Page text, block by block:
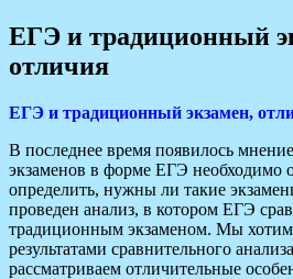
ЕГЭ и традиционный
отличия
ЕГЭ и традиционный экзамен,
В последнее время появилось
экзаменов в форме ЕГЭ необходимо
определить, нужны ли такие
проведен анализ, в котором ЕГЭ
традиционным экзаменом. Мы хотим
результатами сравнительного
рассматриваем отличительные